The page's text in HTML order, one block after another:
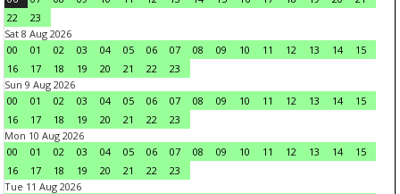
22
23
Sat 8 Aug 2026
00
01 02 03 04 05 06 07 08 09 10 11 12 13 14
15
16
17 18 19 20 21 22
23
Sun 9 Aug 2026
00
01 02 03 04 05 06 07 08 09 10 11 12 13 14
15
16
17 18 19 20 21 22
23
Mon 10 Aug 2026
00
01 02 03 04 05 06 07 08 09 10 11 12 13 14
15
16
17 18 19 20 21 22
23
Tue 11 Aug 2026